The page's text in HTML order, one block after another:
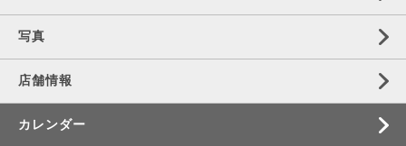
写真
店舗情報
カレンダー